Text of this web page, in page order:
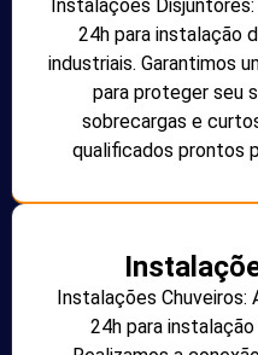
Instalações
24h para instalação
industriais. Garantimos
para proteger seu
sobrecargas e
qualificados prontos
Instalações
24h para